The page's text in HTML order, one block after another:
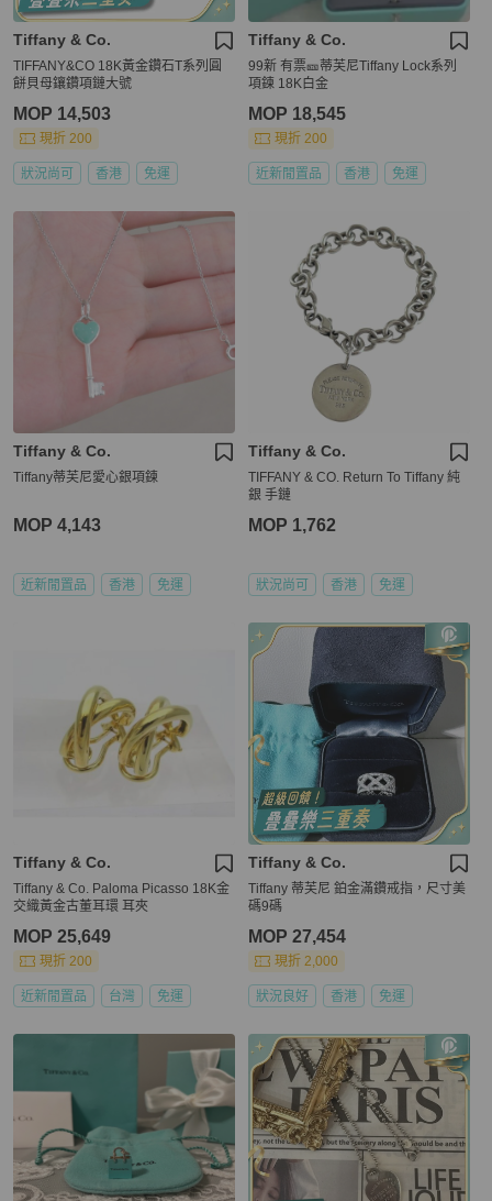
Tiffany & Co.
TIFFANY&CO 18K黃金鑽石T系列圓
餅貝母鑲鑽項鏈大號
MOP 14,503
現折 200
狀況尚可 香港 免運
Tiffany & Co.
99新 有票🎫蒂芙尼Tiffany Lock系列
項鍊 18K白金
MOP 18,545
現折 200
近新閒置品 香港 免運
Tiffany & Co.
Tiffany蒂芙尼愛心銀項鍊
MOP 4,143
近新閒置品 香港 免運
Tiffany & Co.
TIFFANY & CO. Return To Tiffany 純
銀 手鏈
MOP 1,762
狀況尚可 香港 免運
Tiffany & Co.
Tiffany & Co. Paloma Picasso 18K金
交織黃金古董耳環 耳夾
MOP 25,649
現折 200
近新閒置品 台灣 免運
Tiffany & Co.
Tiffany 蒂芙尼 鉑金滿鑽戒指，尺寸美
碼9碼
MOP 27,454
現折 2,000
狀況良好 香港 免運